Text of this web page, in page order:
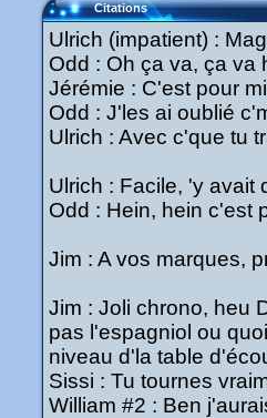
Citations
Ulrich (impatient) :
Odd : Oh ça va, ça va
Jérémie : C'est pour
Odd : J'les ai oublié
Ulrich : Avec c'que tu
Ulrich : Facile, 'y avait
Odd : Hein, hein c'est
Jim : A vos marques,
Jim : Joli chrono, heu
pas l'espagniol ou
niveau d'la table
Sissi : Tu tournes
William #2 : Ben